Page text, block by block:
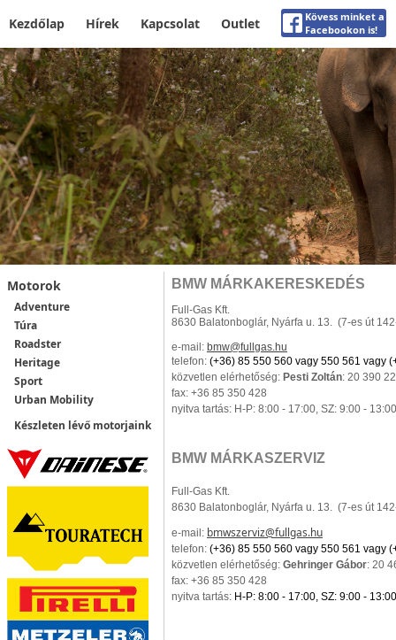
Kezdőlap Hírek Kapcsolat Outlet
Kövess minket a
Facebookon is!
Motorok
Adventure
Túra
Roadster
Heritage
Sport
Urban Mobility
Készleten lévő motorjaink
BMW MÁRKAKERESKEDÉS
Full-Gas Kft.
8630 Balatonboglár, Nyárfa u. 13. (7-es út
e-mail: bmw@fullgas.hu
telefon: (+36) 85 550 560 vagy 550 561 vagy
közvetlen elérhetőség: Pesti Zoltán: 20 390
fax: +36 85 350 428
nyitva tartás: H-P: 8:00 - 17:00, SZ: 9:00 - 13:00
BMW MÁRKASZERVIZ
Full-Gas Kft.
8630 Balatonboglár, Nyárfa u. 13. (7-es út
e-mail: bmwszerviz@fullgas.hu
telefon: (+36) 85 550 560 vagy 550 561 vagy
közvetlen elérhetőség: Gehringer Gábor: 20
fax: +36 85 350 428
nyitva tartás: H-P: 8:00 - 17:00, SZ: 9:00 - 13:00